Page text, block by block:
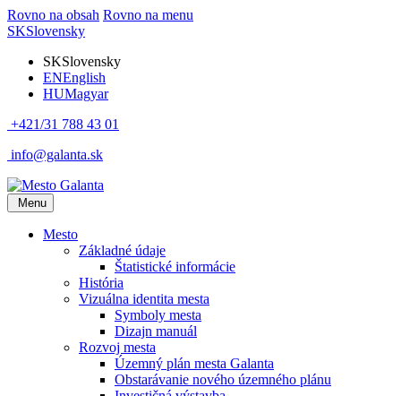
Rovno na obsah Rovno na menu
SKSlovensky
SKSlovensky
ENEnglish
HUMagyar
+421/31 788 43 01
info@galanta.sk
Menu
Mesto
Základné údaje
Štatistické informácie
História
Vizuálna identita mesta
Symboly mesta
Dizajn manuál
Rozvoj mesta
Územný plán mesta Galanta
Obstarávanie nového územného plánu